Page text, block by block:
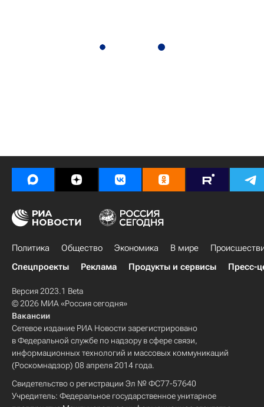
Политика Общество Экономика В мире
Спецпроекты
Реклама Продукты и сервисы Пресс-
Версия 2023.1 Beta
© 2026 МИА «Россия сегодня»
Вакансии
Сетевое издание РИА Новости зарегистрировано
в Федеральной службе по надзору в сфере связи,
информационных технологий и массовых коммуникаций
(Роскомнадзор) 08 апреля 2014 года.
Свидетельство о регистрации Эл № ФС77-57640
Учредитель: Федеральное государственное унитарное